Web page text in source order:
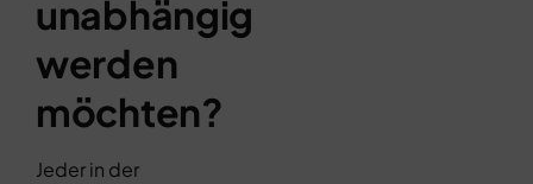
unabhängig
werden
möchten?
Jeder in der